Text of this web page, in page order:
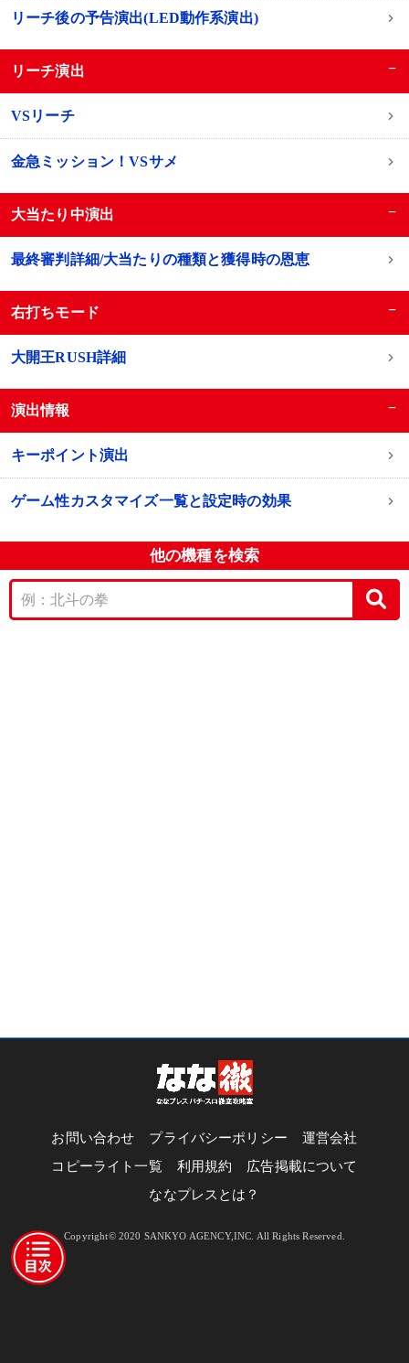
リーチ後の予告演出(LED動作系演出)
リーチ演出 −
VSリーチ
金急ミッション！VSサメ
大当たり中演出 −
最終審判詳細/大当たりの種類と獲得時の恩恵
右打ちモード −
大開王RUSH詳細
演出情報 −
キーポイント演出
ゲーム性カスタマイズ一覧と設定時の効果
他の機種を検索
お問い合わせ プライバシーポリシー
運営会社
コピーライト一覧
利用規約
広告掲載について
ななプレスとは？
Copyright© 2020 SANKYO AGENCY,INC. All Rights Reserved.